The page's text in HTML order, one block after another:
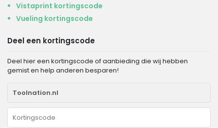
Vistaprint kortingscode
Vueling kortingscode
Deel een kortingscode
Deel hier een kortingscode of aanbieding die wij hebben
gemist en help anderen besparen!